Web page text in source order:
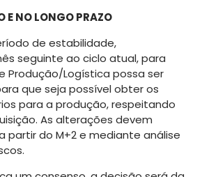
E NO LONGO PRAZO
de estabilidade,
seguinte ao ciclo atual, para
Produção/Logística possa ser
que seja possível obter os
para a produção, respeitando
As alterações devem
partir do M+2 e mediante análise